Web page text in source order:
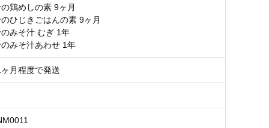
鶏めしの素 9ヶ月
ひじきごはんの素 9ヶ月
みそ汁 むぎ 1年
みそ汁あわせ 1年
月程度で発送